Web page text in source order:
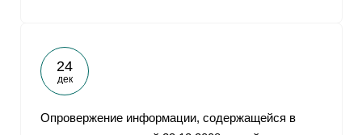
24
дек
Опровержение информации, содержащейся в